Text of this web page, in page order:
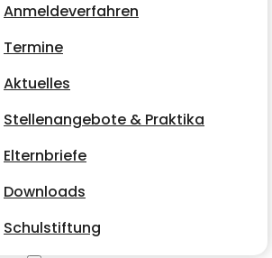
Anmeldeverfahren
Termine
Aktuelles
Stellenangebote & Praktika
Elternbriefe
Downloads
Schulstiftung